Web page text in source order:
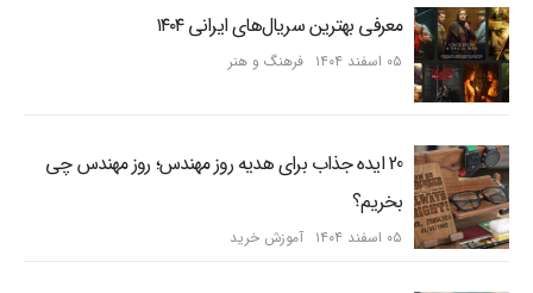
معرفی بهترین سریال‌های ایرانی ۱۴۰۴
۰۵ اسفند ۱۴۰۴ فرهنگ و هنر
20 ایده جذاب برای هدیه روز مهندس؛ روز مهندس چی
بخریم؟
۰۵ اسفند ۱۴۰۴ آموزش خرید